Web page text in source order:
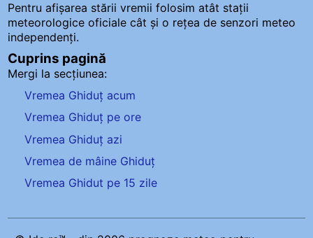
Pentru afișarea stării vremii folosim atât stații
meteorologice oficiale cât și o rețea de senzori meteo
independenți.
Cuprins pagină
Mergi la secțiunea:
Vremea Ghiduț acum
Vremea Ghiduț pe ore
Vremea Ghiduț azi
Vremea de mâine Ghiduț
Vremea Ghidut pe 15 zile